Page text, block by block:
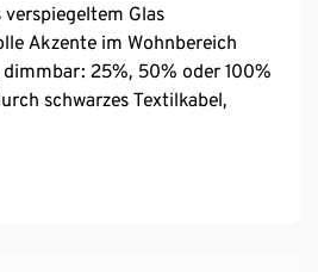
Glas
Akzente im Wohnbereich
25%, 50% oder 100%
schwarzes Textilkabel,